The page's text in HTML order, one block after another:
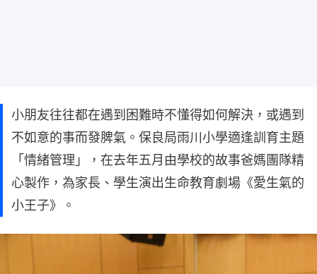
小朋友往往都在遇到困難時不懂得如何解決，或遇到
不如意的事而發脾氣。保良局雨川小學適逢訓育主題
「情緒管理」，在去年五月由學校的故事爸媽團隊精
心製作，為家長、學生演出生命教育劇場《愛生氣的
小王子》。